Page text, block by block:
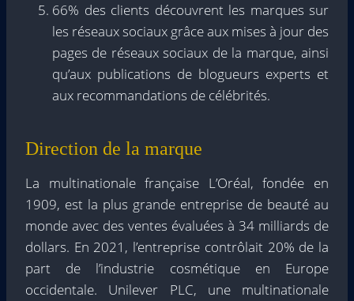
66% des clients découvrent les marques sur
les réseaux sociaux grâce aux mises à jour des
pages de réseaux sociaux de la marque, ainsi
qu’aux publications de blogueurs experts et
aux recommandations de célébrités.
Direction de la marque
La multinationale française L’Oréal, fondée en
1909, est la plus grande entreprise de beauté au
monde avec des ventes évaluées à 34 milliards de
dollars. En 2021, l’entreprise contrôlait 20% de la
part de l’industrie cosmétique en Europe
occidentale. Unilever PLC, une multinationale